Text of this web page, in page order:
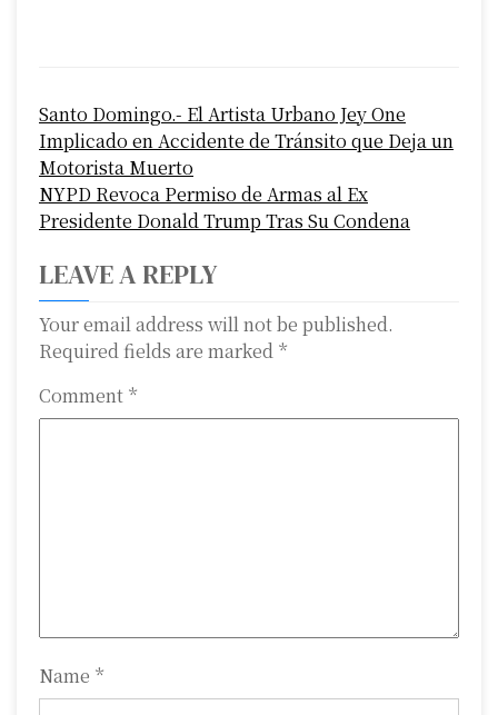
o
s
t
n
a
v
i
g
n
Santo Domingo.- El Artista Urbano Jey One
Implicado en Accidente de Tránsito que Deja un
Motorista Muerto
NYPD Revoca Permiso de Armas al Ex
Presidente Donald Trump Tras Su Condena
LEAVE A REPLY
Your email address will not be published.
Required fields are marked *
Comment *
Name *